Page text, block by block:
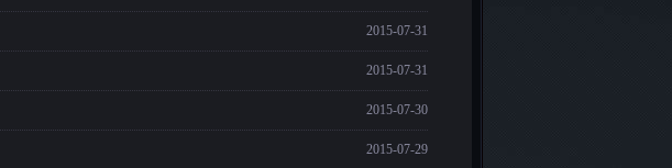
2015-07-31
2015-07-31
2015-07-30
2015-07-29